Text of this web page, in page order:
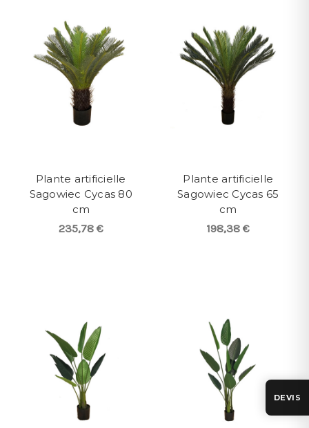
Plante artificielle
Sagowiec Cycas 80
cm
235,78 €
Plante artificielle
Sagowiec Cycas 65
cm
198,38 €
DEVIS